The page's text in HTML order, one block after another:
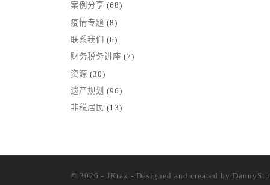
案例分享 (68)
疫情专题 (8)
联系我们
(6)
财务税务讲座 (7)
资源 (30)
遗产规划 (96)
非税居民 (13)
© 2026 - JKtax - Designed and created by